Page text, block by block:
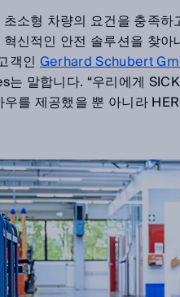
소형 차량의 요건을 충족
신적인 안전 솔루션을 찾
객인Gerhard Schubert
말합니다. “우리에게
를 제공했을 뿐 아니라